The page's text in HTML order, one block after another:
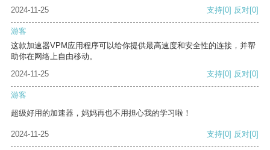
2024-11-25 支持[0] 反对[0]
游客
这款加速器VPM应用程序可以给你提供最高速度和安全性的连接，并帮
助你在网络上自由移动。
2024-11-25
支持[0] 反对[0]
游客
超级好用的加速器，妈妈再也不用担心我的学习啦！
2024-11-25 支持[0] 反对[0]